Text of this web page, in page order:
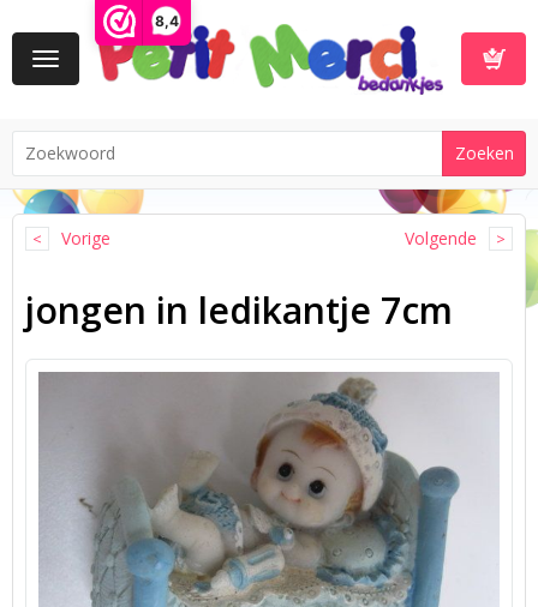
8,4
Toggle
navigation
Vorige Volgende
jongen in ledikantje 7cm